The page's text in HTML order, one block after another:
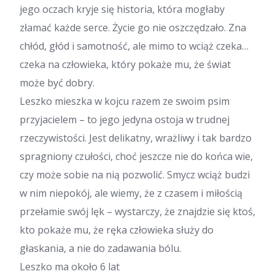
jego oczach kryje się historia, która mogłaby
złamać każde serce. Życie go nie oszczędzało. Zna
chłód, głód i samotność, ale mimo to wciąż czeka…
czeka na człowieka, który pokaże mu, że świat
może być dobry.
Leszko mieszka w kojcu razem ze swoim psim
przyjacielem – to jego jedyna ostoja w trudnej
rzeczywistości. Jest delikatny, wrażliwy i tak bardzo
spragniony czułości, choć jeszcze nie do końca wie,
czy może sobie na nią pozwolić. Smycz wciąż budzi
w nim niepokój, ale wiemy, że z czasem i miłością
przełamie swój lęk – wystarczy, że znajdzie się ktoś,
kto pokaże mu, że ręka człowieka służy do
głaskania, a nie do zadawania bólu.
Leszko ma około 6 lat